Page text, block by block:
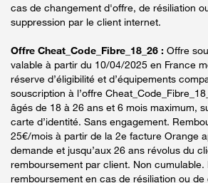
cas de changement d'offre, de résiliation
suppression par le client internet.
Offre Cheat_Code_Fibre_18_26 : Offre
valable à partir du 10/04/2025 en France
réserve d’éligibilité et d’équipements
souscription à l’offre
âgés de 18 à 26 ans et 6 mois maximum,
carte d’identité. Sans engagement.
25€/mois à partir de la 2e facture Orange
demande et jusqu’aux 26 ans révolus du
remboursement par client. Non cumulable.
remboursement en cas de résiliation ou de